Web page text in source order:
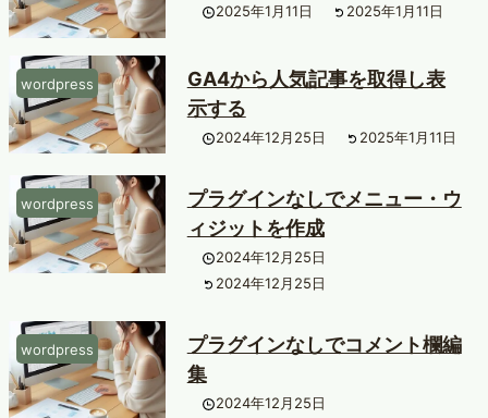
2025年1月11日 2025年1月11日
wordpress
GA4から人気記事を取得し表
示する
2024年12月25日 2025年1月11日
wordpress
プラグインなしでメニュー・ウ
ィジットを作成
2024年12月25日
2024年12月25日
wordpress
プラグインなしでコメント欄編
集
2024年12月25日